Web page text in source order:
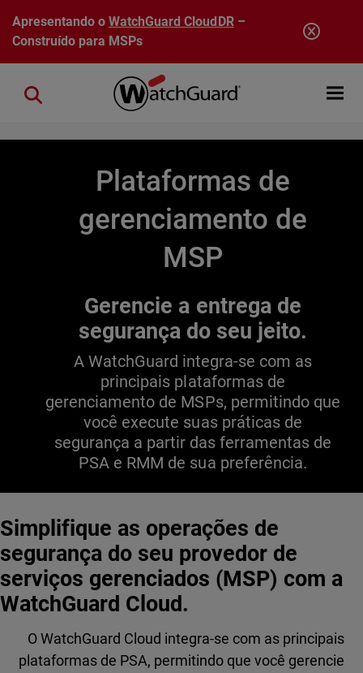
Pular para o conteúdo principal
Apresentando oWatchGuard CloudDR–
Construído para MSPs
Open
Close search
Plataformas de
gerenciamento de
MSP
Gerencie a entrega de
segurança do seu jeito.
A WatchGuard integra-se com as
principais plataformas de
gerenciamento de MSPs, permitindo que
você execute suas práticas de
segurança a partir das ferramentas de
PSA e RMM de sua preferência.
Simplifique as operações de
segurança do seu provedor de
serviços gerenciados (MSP) com a
WatchGuard Cloud.
O WatchGuard Cloud integra-se com as principais
plataformas de PSA, permitindo que você gerencie